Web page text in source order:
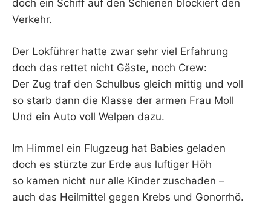
doch ein Schiff auf den Schienen blockiert den
Verkehr.
Der Lokführer hatte zwar sehr viel Erfahrung
doch das rettet nicht Gäste, noch Crew:
Der Zug traf den Schulbus gleich mittig und voll
so starb dann die Klasse der armen Frau Moll
Und ein Auto voll Welpen dazu.
Im Himmel ein Flugzeug hat Babies geladen
doch es stürzte zur Erde aus luftiger Höh
so kamen nicht nur alle Kinder zuschaden –
auch das Heilmittel gegen Krebs und Gonorrhö.